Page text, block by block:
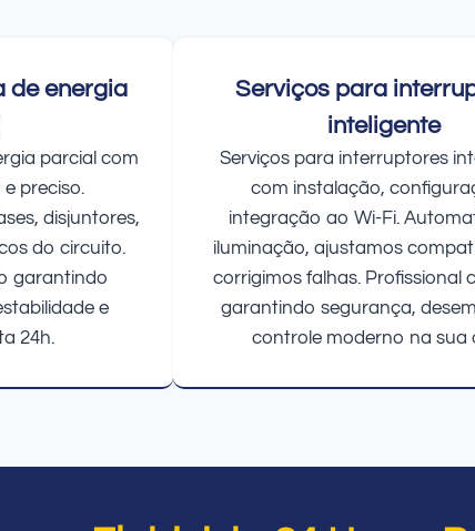
de energia
parcial com
preciso.
disjuntores,
do circuito.
garantindo
e
24h.
Serviços para
inteligente
Serviços para interruptores
com instalação,
integração ao Wi-Fi.
iluminação, ajustamos
corrigimos falhas. Profissional
garantindo segurança,
controle moderno na sua